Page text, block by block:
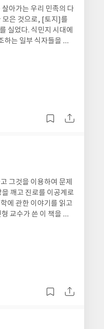
부모 형제와 같은 가
을 알려준다. ‘물에 젖
다’고 말하는 저자는,
이 삶의 밀도를 세밀
있다. 그건 가난해지는
, 기적은 우리의 삶에
법은 내가 그들의 이웃
라고 이야기한다. 가난
원동력이 되며, 그러
이야기를 읽으면서 가
아가는 우리 민족의 다
모은 것으로, [토지]를
실었다. 식민지 시대에
하는 일부 식자들을 보
의 논쟁은 작가가 기획
목적으로 추종하는 일
이 고통스럽지만 아름
의 과정이라고 작가는
정신적 기조로 삼고 있
지 격상하고 무한한 동
반일 작가가 되어 일
던 이유를 알려주는 것
서 처음 본 글이지만
가 있었던 모양이지
교묘한 말장난으로 일
이유 때문 만은 아니
. 비근한 예로 일본인
졌는지, 자신들이 어
이고 그들의 역사인식
가지고 있는 기득권이
략인지도 모르겠다. 일
의미가 어느때보다도 크
그것을 이용하여 문제
깨고 진로를 이공계로
에 관한 이야기를 읽고
교수가 쓴 이 책을 발
의 단면들, 그리고 20
언어를 포함하지 않은
는 능력은 그 능력을
반인들에게는 듣기만
로 소개하는 수식에
스트산의 높이를 측정
지가 순수이고 어디부